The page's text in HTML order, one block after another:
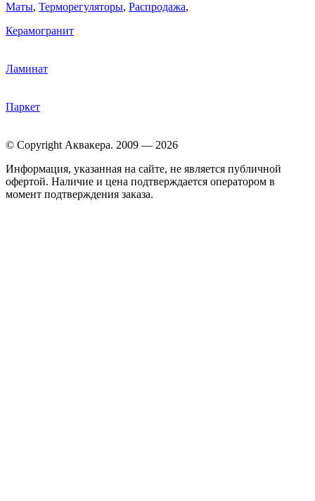
Маты, Терморегуляторы, Распродажа,
Керамогранит
Ламинат
Паркет
© Copyright Аквакера. 2009 — 2026
Информация, указанная на сайте, не является публичной
офертой. Наличие и цена подтверждается оператором в
момент подтверждения заказа.